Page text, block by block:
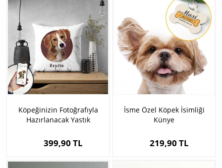
Köpeğinizin Fotoğrafıyla
Hazırlanacak Yastık
399,90 TL
İsme Özel Köpek İsimliği
Künye
219,90 TL